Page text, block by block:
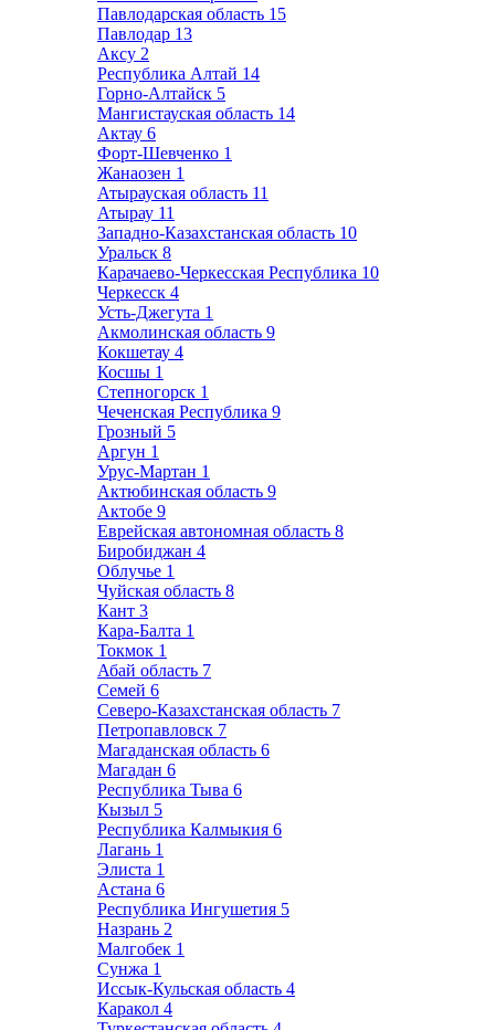
Павлодарская область 15
Павлодар 13
Аксу 2
Республика Алтай 14
Горно-Алтайск 5
Мангистауская область 14
Актау 6
Форт-Шевченко 1
Жанаозен 1
Атырауская область 11
Атырау 11
Западно-Казахстанская область 10
Уральск 8
Карачаево-Черкесская Республика 10
Черкесск 4
Усть-Джегута 1
Акмолинская область 9
Кокшетау 4
Косшы 1
Степногорск 1
Чеченская Республика 9
Грозный 5
Аргун 1
Урус-Мартан 1
Актюбинская область 9
Актобе 9
Еврейская автономная область 8
Биробиджан 4
Облучье 1
Чуйская область 8
Кант 3
Кара-Балта 1
Токмок 1
Абай область 7
Семей 6
Северо-Казахстанская область 7
Петропавловск 7
Магаданская область 6
Магадан 6
Республика Тыва 6
Кызыл 5
Республика Калмыкия 6
Лагань 1
Элиста 1
Астана 6
Республика Ингушетия 5
Назрань 2
Малгобек 1
Сунжа 1
Иссык-Кульская область 4
Каракол 4